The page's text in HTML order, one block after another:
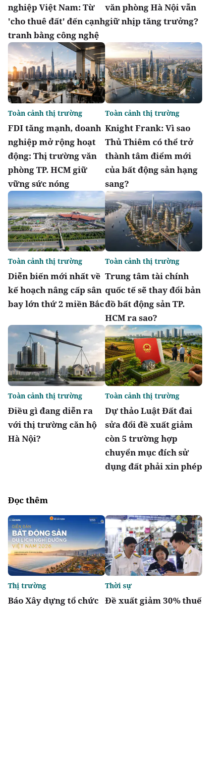
nghiệp Việt Nam: Từ
'cho thuê đất' đến cạnh
tranh bằng công nghệ
văn phòng Hà Nội vẫn
giữ nhịp tăng trưởng?
FDI tăng mạnh, doanh
nghiệp mở rộng hoạt
động: Thị trường văn
phòng TP. HCM giữ
vững sức nóng
Toàn cảnh thị trường
Knight Frank: Vì sao
Thủ Thiêm có thể trở
thành tâm điểm mới
của bất động sản hạng
sang?
Toàn cảnh thị trường
Diễn biến mới nhất về
kế hoạch nâng cấp sân
bay lớn thứ 2 miền Bắc
Toàn cảnh thị trường
Trung tâm tài chính
quốc tế sẽ thay đổi bản
đồ bất động sản TP.
HCM ra sao?
Toàn cảnh thị trường
Điều gì đang diễn ra
với thị trường căn hộ
Hà Nội?
Toàn cảnh thị trường
Dự thảo Luật Đất đai
sửa đổi đề xuất giảm
còn 5 trường hợp
chuyển mục đích sử
dụng đất phải xin phép
Toàn cảnh thị trường
Đọc thêm
Báo Xây dựng tổ chức
Thị trường
Đề xuất giảm 30% thuế
Thời sự